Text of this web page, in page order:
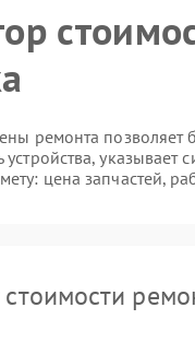
ремонта позволяет
цена запчастей,